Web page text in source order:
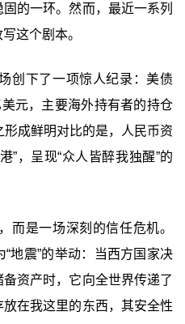
的一环。然而，最近一系列
这个剧本。
创下了一项惊人纪录：美债
元，主要海外持有者的持仓
成鲜明对比的是，人民币资
”，呈现“众人皆醉我独醒”的
而是一场深刻的信任危机。
地震”的举动：当西方国家决
资产时，它向全世界传递了
在我这里的东西，其安全性